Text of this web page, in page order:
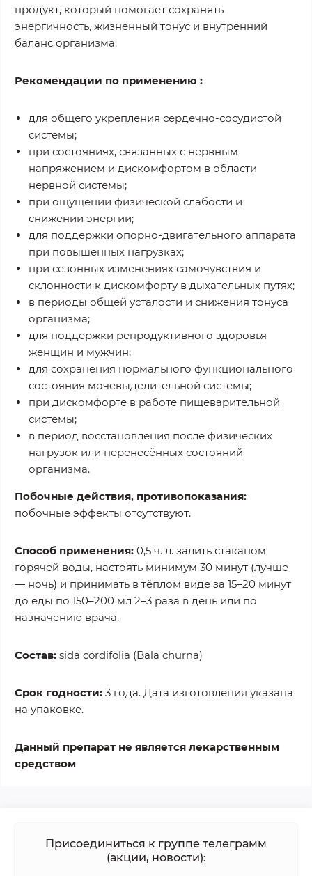
продукт, который помогает сохранять
энергичность, жизненный тонус и внутренний
баланс организма.
Рекомендации по применению :
для общего укрепления сердечно-сосудистой
системы;
при состояниях, связанных с нервным
напряжением и дискомфортом в области
нервной системы;
при ощущении физической слабости и
снижении энергии;
для поддержки опорно-двигательного аппарата
при повышенных нагрузках;
при сезонных изменениях самочувствия и
склонности к дискомфорту в дыхательных путях;
в периоды общей усталости и снижения тонуса
организма;
для поддержки репродуктивного здоровья
женщин и мужчин;
для сохранения нормального функционального
состояния мочевыделительной системы;
при дискомфорте в работе пищеварительной
системы;
в период восстановления после физических
нагрузок или перенесённых состояний
организма.
Побочные действия, противопоказания:
побочные эффекты отсутствуют.
Способ применения: 0,5 ч. л. залить стаканом
горячей воды, настоять минимум 30 минут (лучше
— ночь) и принимать в тёплом виде за 15–20 минут
до еды по 150–200 мл 2–3 раза в день или по
назначению врача.
Состав: sida cordifolia (Bala churna)
Срок годности: 3 года. Дата изготовления указана
на упаковке.
Данный препарат не является лекарственным
средством
Присоединиться к группе телеграмм
(акции, новости):